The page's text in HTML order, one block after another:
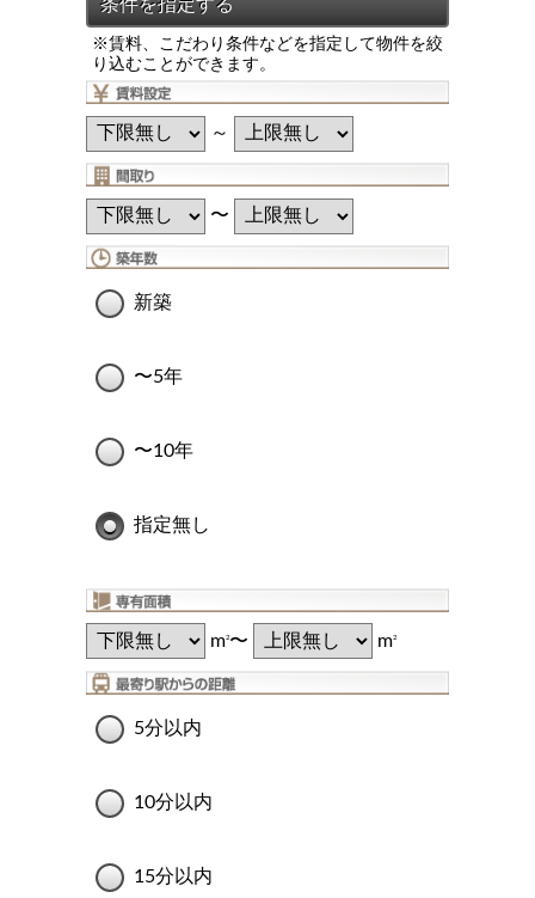
※賃料、こだわり条件などを指定して物件を絞
り込むことができます。
～
〜
新築
〜5年
〜10年
指定無し
m2〜 m2
5分以内
10分以内
15分以内